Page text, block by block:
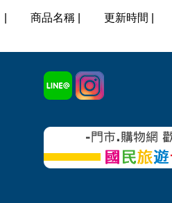
商品名稱 更新時間